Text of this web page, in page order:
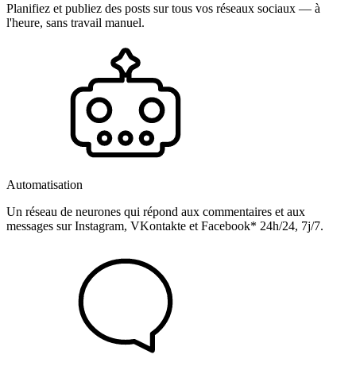
Planifiez et publiez des posts sur tous vos réseaux sociaux — à
l'heure, sans travail manuel.
Automatisation
Un réseau de neurones qui répond aux commentaires et aux
messages sur Instagram, VKontakte et Facebook* 24h/24, 7j/7.